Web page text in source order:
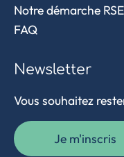
Notre démarche RSE
FAQ
Newsletter
Vous souhaitez
Je m'inscris